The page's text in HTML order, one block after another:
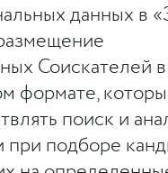
данных в
Соискателей в
формате,
поиск и
подборе